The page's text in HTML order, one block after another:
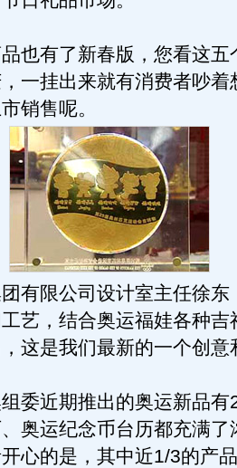
有了新春版，您看这五
一挂出来就有消费者吵着
销售呢。
限公司设计室主任徐东
艺，结合奥运福娃各种吉
这是我们最新的一个创意
近期推出的奥运新品有
奥运纪念币台历都充满了
心的是，其中近1/3的产